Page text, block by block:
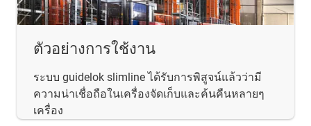
ตัวอย่างการใช้งาน
ระบบ guidelok slimline ได้รับการพิสูจน์แล้วว่ามี
ความน่าเชื่อถือในเครื่องจัดเก็บและค้นคืนหลายๆ
เครื่อง